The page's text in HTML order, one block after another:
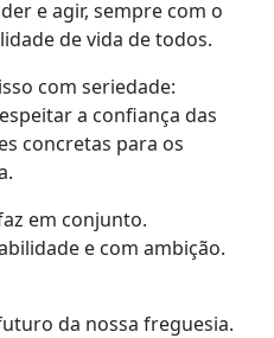
e agir, sempre com o
de vida de todos.
com seriedade:
a confiança das
concretas para os
em conjunto.
e com ambição.
da nossa freguesia.